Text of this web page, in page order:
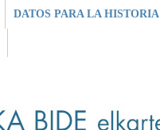
DATOS PARA LA HISTORIA